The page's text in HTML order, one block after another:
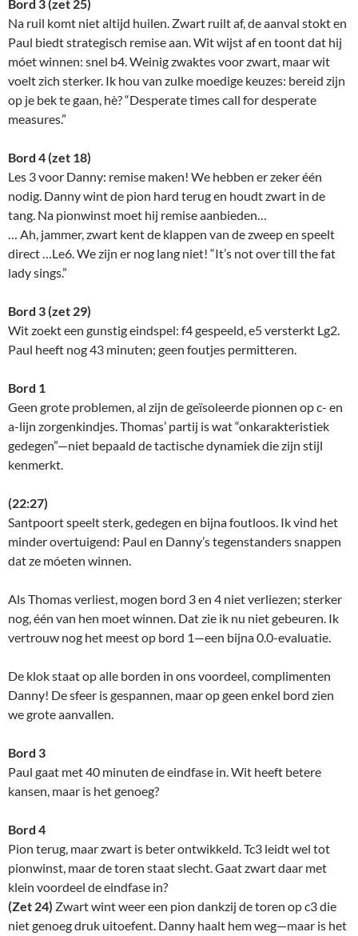
Bord 3 (zet 25)
Na ruil komt niet altijd huilen. Zwart ruilt af, de aanval stokt en
Paul biedt strategisch remise aan. Wit wijst af en toont dat hij
móet winnen: snel b4. Weinig zwaktes voor zwart, maar wit
voelt zich sterker. Ik hou van zulke moedige keuzes: bereid zijn
op je bek te gaan, hè? “Desperate times call for desperate
measures.”
Bord 4 (zet 18)
Les 3 voor Danny: remise maken! We hebben er zeker één
nodig. Danny wint de pion hard terug en houdt zwart in de
tang. Na pionwinst moet hij remise aanbieden…
… Ah, jammer, zwart kent de klappen van de zweep en speelt
direct …Le6. We zijn er nog lang niet! “It’s not over till the fat
lady sings.”
Bord 3 (zet 29)
Wit zoekt een gunstig eindspel: f4 gespeeld, e5 versterkt Lg2.
Paul heeft nog 43 minuten; geen foutjes permitteren.
Bord 1
Geen grote problemen, al zijn de geïsoleerde pionnen op c- en
a-lijn zorgenkindjes. Thomas’ partij is wat “onkarakteristiek
gedegen”—niet bepaald de tactische dynamiek die zijn stijl
kenmerkt.
(22:27)
Santpoort speelt sterk, gedegen en bijna foutloos. Ik vind het
minder overtuigend: Paul en Danny’s tegenstanders snappen
dat ze móeten winnen.
Als Thomas verliest, mogen bord 3 en 4 niet verliezen; sterker
nog, één van hen moet winnen. Dat zie ik nu niet gebeuren. Ik
vertrouw nog het meest op bord 1—een bijna 0.0-evaluatie.
De klok staat op alle borden in ons voordeel, complimenten
Danny! De sfeer is gespannen, maar op geen enkel bord zien
we grote aanvallen.
Bord 3
Paul gaat met 40 minuten de eindfase in. Wit heeft betere
kansen, maar is het genoeg?
Bord 4
Pion terug, maar zwart is beter ontwikkeld. Tc3 leidt wel tot
pionwinst, maar de toren staat slecht. Gaat zwart daar met
klein voordeel de eindfase in?
(Zet 24) Zwart wint weer een pion dankzij de toren op c3 die
niet genoeg druk uitoefent. Danny haalt hem weg—maar is het